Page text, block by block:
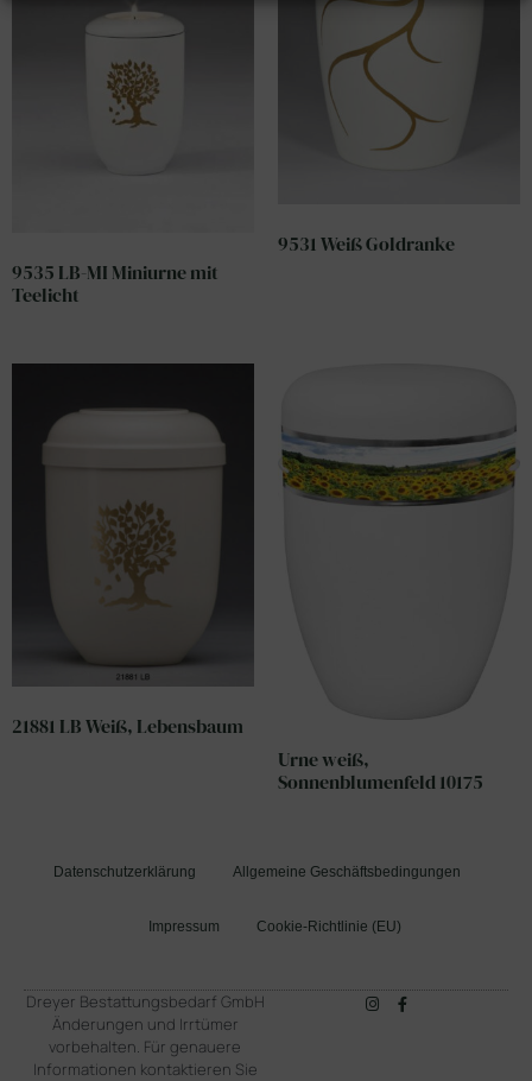
9535 LB-MI Miniurne mit
Teelicht
9531 Weiß Goldranke
21881 LB Weiß, Lebensbaum
Urne weiß,
Sonnenblumenfeld 10175
Datenschutzerklärung Allgemeine Geschäftsbedingungen
Impressum Cookie-Richtlinie (EU)
Dreyer Bestattungsbedarf GmbH
Änderungen und Irrtümer
vorbehalten. Für genauere
Informationen kontaktieren Sie